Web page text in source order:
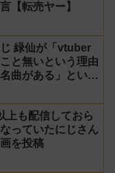
【転売ヤー】
じ 緑仙が「vtuber
と無いという理由
曲がある」という
上も配信しておら
っていたにじさん
を投稿